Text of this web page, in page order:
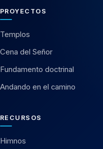
PROYECTOS
Templos
Cena del Señor
Fundamento doctrinal
Andando en el camino
RECURSOS
Himnos